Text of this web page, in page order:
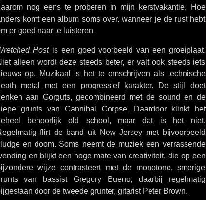
nog eens te proberen in mijn kerstvakantie. Hoe
komt een album soms over, wanneer je de rust hebt
er goed naar te luisteren.
Hostis een goed voorbeeld van een groeiplaat.
alleen wordt deze steeds beter, er valt ook steeds iets
op. Muzikaal is het te omschrijven als technische
metal met een progressief karakter. De stijl doet
aan Gorguts, gecombineerd met de sound en de
grunts van Cannibal Corpse. Daardoor klinkt het
behoorlijk old school, maar dat is het niet.
flirt de band uit New Jersey met bijvoorbeeld
en doom. Soms neemt de muziek een verrassende
en blijkt een hoge mate van creativiteit, die op een
wijze contrasteert met de monotone, smerige
van bassist Gregory Bueno, daarbij regelmatig
door de tweede grunter, gitarist Peter Brown.